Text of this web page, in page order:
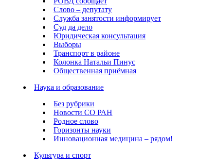
Слово – депутату
Служба занятости информирует
Суд да дело
Юридическая консультация
Выборы
Транспорт в районе
Колонка Натальи Пинус
Общественная приёмная
Наука и образование
Без рубрики
Новости СО РАН
Родное слово
Горизонты науки
Инновационная медицина – рядом!
Культура и спорт